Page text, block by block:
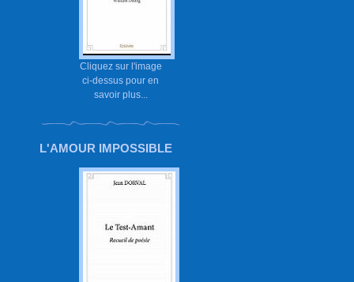
Cliquez sur l'image
ci-dessus pour en
savoir plus...
L'AMOUR IMPOSSIBLE